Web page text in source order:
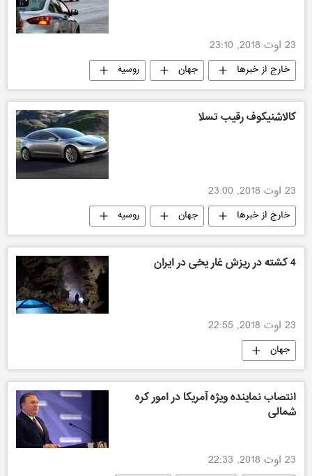
23 اوت 2018, 23:10
خارج از خبرها جهان روسیه
کالاشنیکوف رقیب تسلا
23 اوت 2018, 23:00
خارج از خبرها جهان روسیه
4 کشته در ریزش غار یخی در ایران
23 اوت 2018, 22:55
جهان
انتصاب نماینده ویژه آمریکا در امور کره
شمالی
23 اوت 2018, 22:33